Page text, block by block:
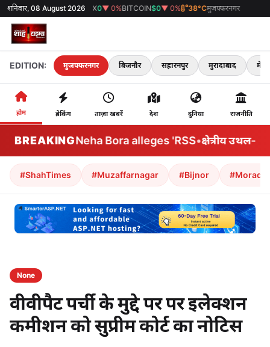
शनिवार, 08 August 2026
SENSEX 0▼ 0%BITCOIN$0▼ 0% 38°Cमुजफ्फरनगर
EDITION: मुजफ्फरनगर बिजनौर सहारनपुर मुरादाबाद मेरठ
होम ब्रेकिंग ताज़ा खबरें देश दुनिया राजनीति
BREAKING
AISA's Neha Bora alleges 'RSS•क्षेत्रीय उथल-
#ShahTimes #Muzaffarnagar #Bijnor
None
वीवीपैट पर्ची के मुद्दे पर पर इलेक्शन
कमीशन को सुप्रीम कोर्ट का नोटिस